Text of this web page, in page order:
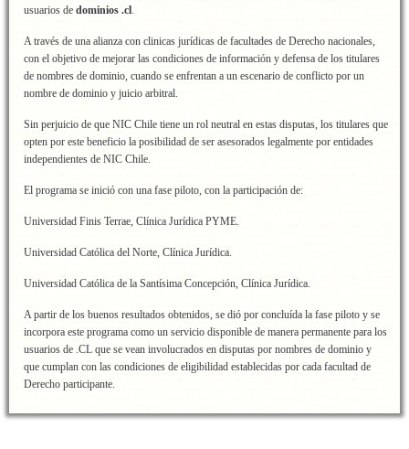
usuarios de dominios .cl.
A través de una alianza con clinicas jurídicas de facultades de Derecho nacionales,
con el objetivo de mejorar las condiciones de información y defensa de los titulares
de nombres de dominio, cuando se enfrentan a un escenario de conflicto por un
nombre de dominio y juicio arbitral.
Sin perjuicio de que NIC Chile tiene un rol neutral en estas disputas, los titulares que
opten por este beneficio la posibilidad de ser asesorados legalmente por entidades
independientes de NIC Chile.
El programa se inició con una fase piloto, con la participación de:
Universidad Finis Terrae, Clínica Jurídica PYME.
Universidad Católica del Norte, Clínica Jurídica.
Universidad Católica de la Santísima Concepción, Clínica Jurídica.
A partir de los buenos resultados obtenidos, se dió por concluída la fase piloto y se
incorpora este programa como un servicio disponible de manera permanente para los
usuarios de .CL que se vean involucrados en disputas por nombres de dominio y
que cumplan con las condiciones de eligibilidad establecidas por cada facultad de
Derecho participante.